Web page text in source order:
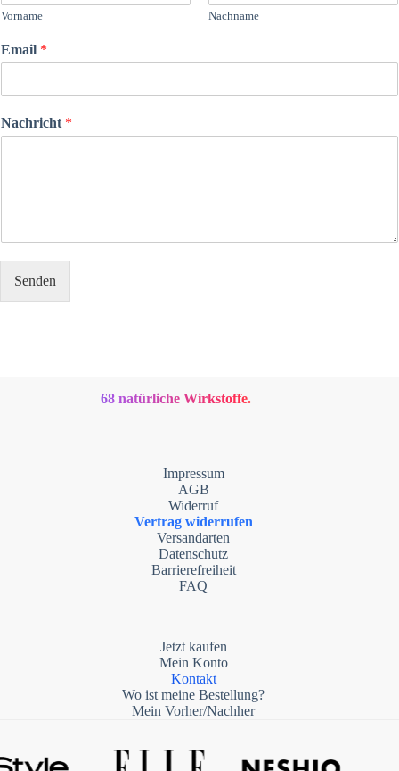
Vorname Nachname
Email *
Nachricht *
Senden
68 natürliche Wirkstoffe.
Impressum
AGB
Widerruf
Vertrag widerrufen
Versandarten
Datenschutz
Barrierefreiheit
FAQ
Jetzt kaufen
Mein Konto
Kontakt
Wo ist meine Bestellung?
Mein Vorher/Nachher